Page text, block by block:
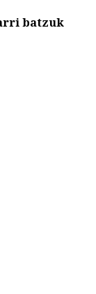
batzuk